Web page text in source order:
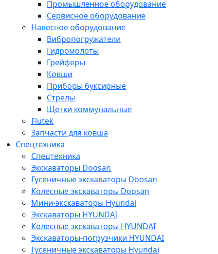
Промышленное оборудование
Сервисное оборудование
Навесное оборудование
Вибропогружатели
Гидромолоты
Грейферы
Ковши
Приборы буксирные
Стрелы
Щетки коммунальные
Flutek
Запчасти для ковша
Спецтехника
Спецтехника
Экскаваторы Doosan
Гусеничные экскаваторы Doosan
Колесные экскаваторы Doosan
Мини-экскаваторы Hyundai
Экскаваторы HYUNDAI
Колесные экскаваторы HYUNDAI
Экскаваторы-погрузчики HYUNDAI
Гусеничные экскаваторы Hyundai